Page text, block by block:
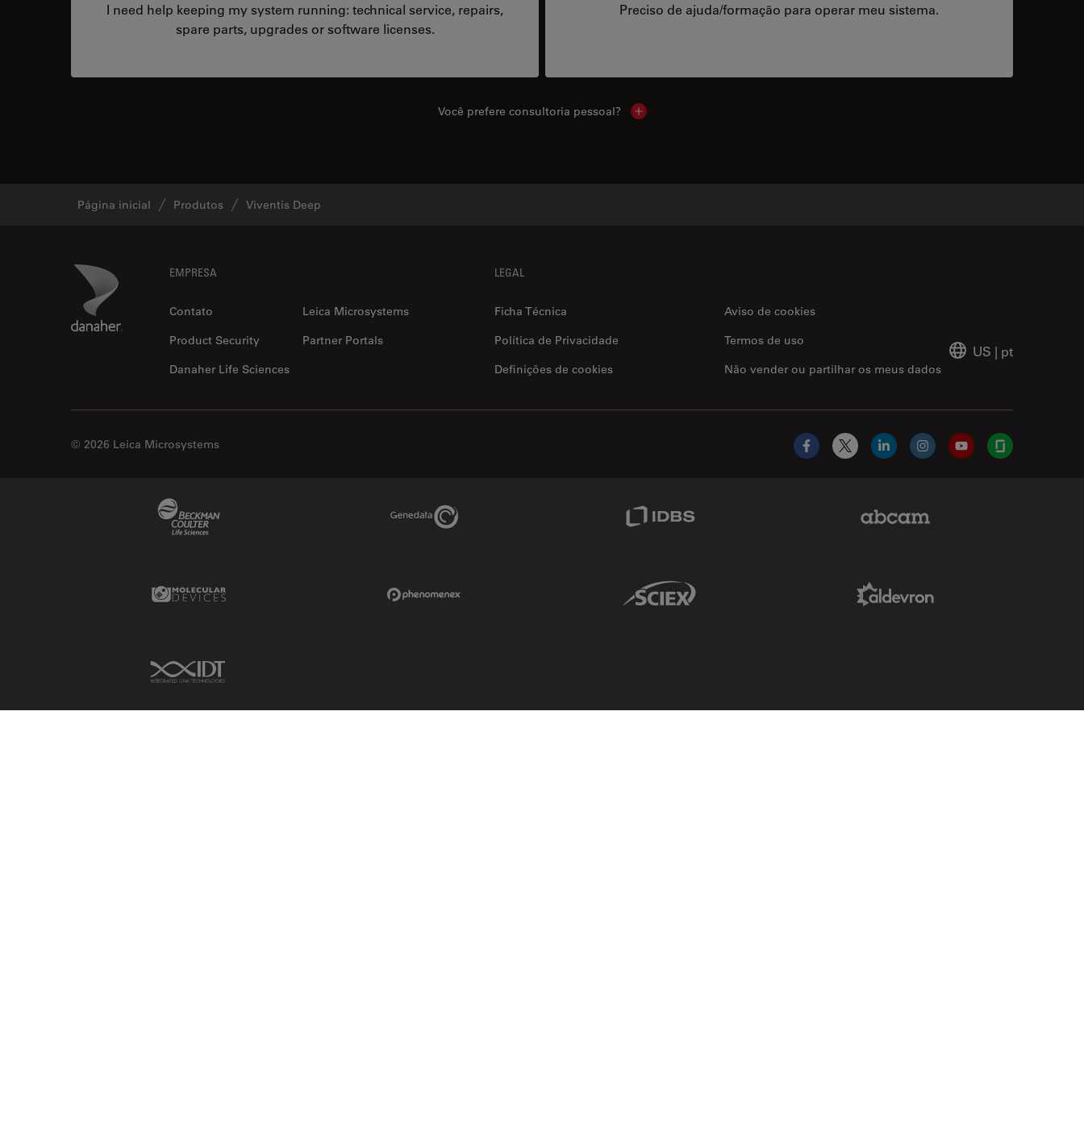
I need help keeping my system running: technical service, repairs,
spare parts, upgrades or software licenses.
Preciso de ajuda/formação para operar meu sistema.
Você prefere consultoria pessoal? Show local contacts
Página inicial Produtos Viventis Deep
Danaher Logo EMPRESA
Contato
Leica Microsystems
Product Security
Partner Portals
Danaher Life Sciences
LEGAL
Ficha Técnica
Aviso de cookies
Política de Privacidade
Não vender ou partilhar os meus dados
Termos de uso
Definições de cookies
US | pt
© 2026 Leica Microsystems
Facebook
X LinkedInInstagramYouTubeGlassdoor
Genedata Link
Molecular Devices Link Sciex Link
IDT Link